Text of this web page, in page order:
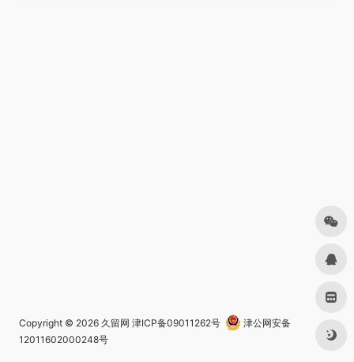
Copyright © 2026 久留网 津ICP备09011262号
津公网安备
12011602000248号